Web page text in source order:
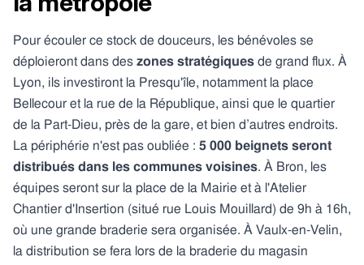
Pour écouler ce stock de douceurs, les bénévoles se
déploieront dans des zones stratégiques de grand flux. À
Lyon, ils investiront la Presqu'île, notamment la place
Bellecour et la rue de la République, ainsi que le quartier
de la Part-Dieu, près de la gare, et bien d’autres endroits.
La périphérie n'est pas oubliée : 5 000 beignets seront
distribués dans les communes voisines. À Bron, les
équipes seront sur la place de la Mairie et à l'Atelier
Chantier d'Insertion (situé rue Louis Mouillard) de 9h à 16h,
où une grande braderie sera organisée. À Vaulx-en-Velin,
la distribution se fera lors de la braderie du magasin